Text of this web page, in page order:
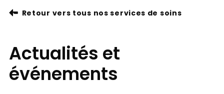
Retour vers tous nos services de soins
Actualités et
événements